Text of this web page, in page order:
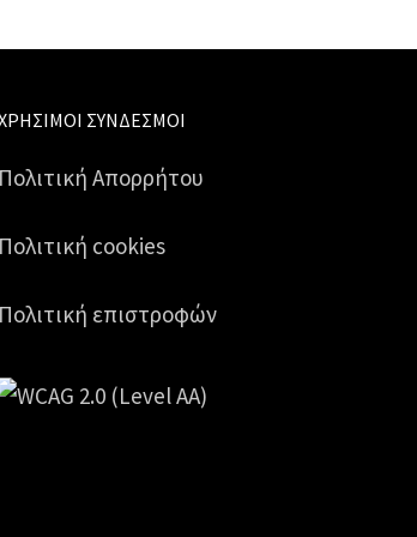
ΣΎΝΔΕΣΜΟΙ
Πολιτική Απορρήτου
Πολιτική cookies
Πολιτική επιστροφών